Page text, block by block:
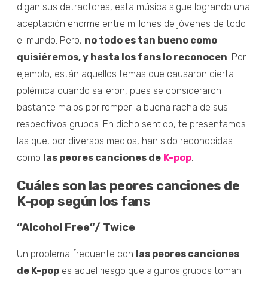
digan sus detractores, esta música sigue logrando una
aceptación enorme entre millones de jóvenes de todo
el mundo. Pero, no todo es tan bueno como
quisiéremos, y hasta los fans lo reconocen . Por
ejemplo, están aquellos temas que causaron cierta
polémica cuando salieron, pues se consideraron
bastante malos por romper la buena racha de sus
respectivos grupos. En dicho sentido, te presentamos
las que, por diversos medios, han sido reconocidas
como las peores canciones de K-pop
Cuáles son las peores canciones de
K-pop según los fans
“Alcohol Free”/ Twice
Un problema frecuente con las peores canciones
de K-pop es aquel riesgo que algunos grupos toman